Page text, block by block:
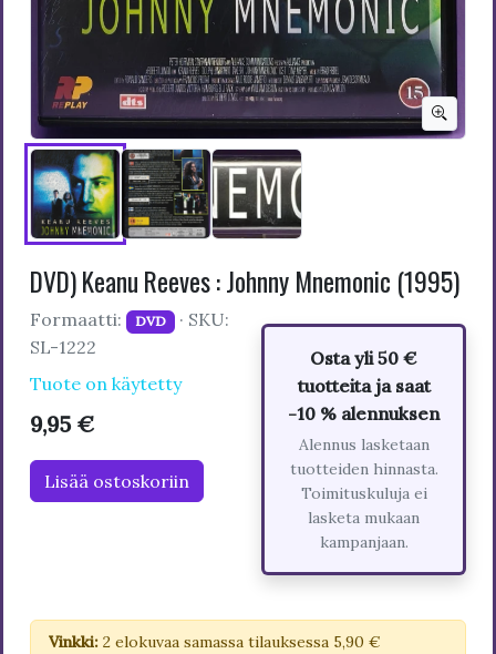
DVD) Keanu Reeves : Johnny Mnemonic (1995)
Formaatti: DVD · SKU:
SL-1222
Tuote on käytetty
9,95 €
Lisää ostoskoriin
Osta yli 50 €
tuotteita ja saat
-10 % alennuksen
Alennus lasketaan
tuotteiden hinnasta.
Toimituskuluja ei
lasketa mukaan
kampanjaan.
Vinkki: 2 elokuvaa samassa tilauksessa 5,90 €